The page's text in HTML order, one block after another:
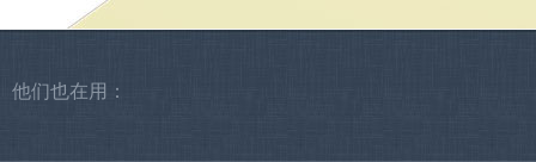
他们也在用：